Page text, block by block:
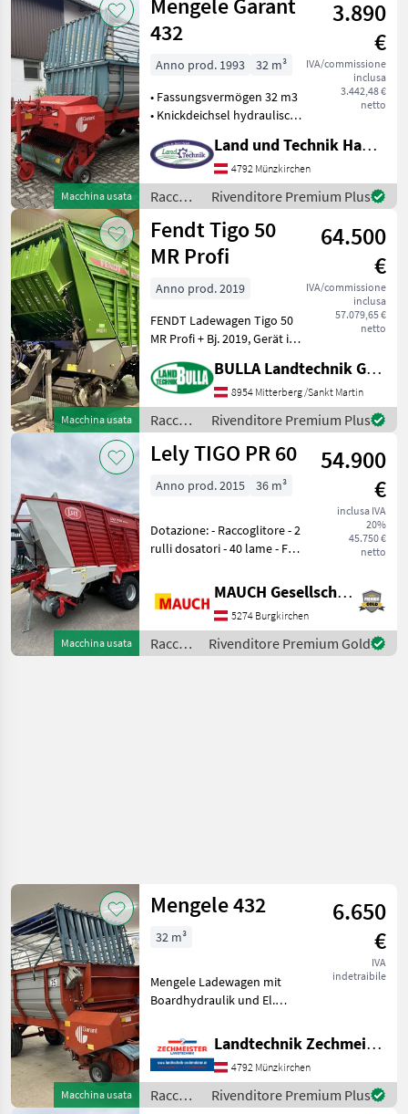
/ Fliegl
Macchina usata
Mengele Garant
432
3.890
€
IVA/commissione
inclusa
3.442,48 €
netto
Anno prod. 1993
32 m³
• Fassungsvermögen 32 m3
• Knickdeichsel hydraulisch
Messer • hydr.
Kratzbodenantrieb • hydr.
Hecktür • elektrohydr.
Bedienung • T
Land und Technik HandelsgesmbH
4792 Münzkirchen
Raccolta
mangimi
/
Mengele
Rivenditore Premium Plus
Macchina usata
Fendt Tigo 50
MR Profi
64.500
€
IVA/commissione
inclusa
57.079,65 €
netto
Anno prod. 2019
FENDT Ladewagen Tigo 50
MR Profi + Bj. 2019, Gerät in
710/35R22.5 Nokian
Country King +
Nachlauflenkachse +
Knickdeichsel +
hydropneum
BULLA Landtechnik GmbH
8954 Mitterberg /Sankt Martin
Raccolta
mangimi
/ Fendt
Rivenditore Premium Plus
Macchina usata
Lely TIGO PR 60
54.900
€
inclusa IVA
20%
45.750 €
netto
Anno prod. 2015 36 m³
Dotazione: - Raccoglitore - 2
rulli dosatori - 40 lame - Fari
automatico - Albero
cardanico - Piede di
appoggio meccanico - K80 -
Illuminaz
MAUCH Gesellschaft m.b.H. & Co.KG
5274 Burgkirchen
Raccolta
mangimi
Rivenditore Premium Gold
Macchina usata
Mengele 432
6.650
€
IVA
indetraibile
32 m³
Mengele Ladewagen mit
Boardhydraulik und El.
Ausführung Numero di assi
(configurazione): Monoasse,
Lubrificazione centralizzata,
Protezione lame,
Landtechnik Zechmeister GmbH & Co KG
4792 Münzkirchen
Raccolta
Rivenditore Premium Plus